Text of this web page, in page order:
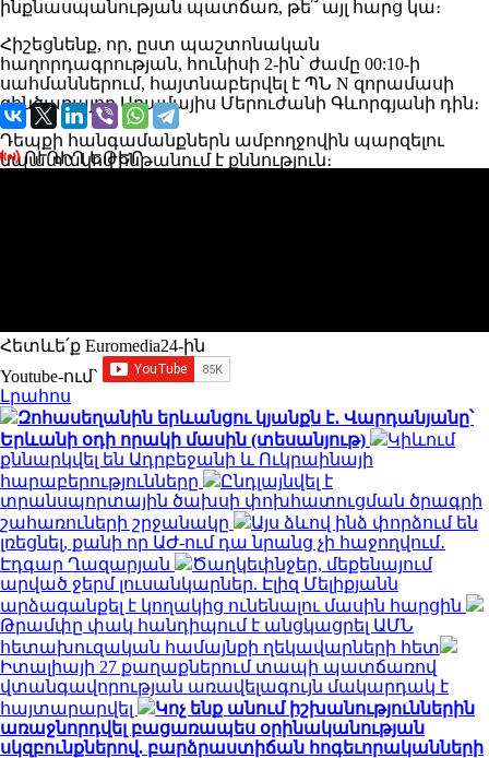
ինքնասպանության պատճառ, թե՞ այլ հարց կա։
Հիշեցնենք, որ, ըստ պաշտոնական
հաղորդագրության, հունիսի 2-ին՝ ժամը 00:10-ի
սահմաններում, հայտնաբերվել է ՊՆ N զորամասի
զինծառայող Արամայիս Մերուժանի Գևորգյանի դին։
Դեպքի հանգամանքներն ամբողջովին պարզելու
նպատակով ընթանում է քննություն։
ՈՒՂԻՂ ԵԹԵՐ
Հետևե՛ք Euromedia24-ին
Youtube-ում`
Լրահոս
Զոհասեղանին երևանցու կյանքն է․ Վարդանյանը՝
Երևանի օդի որակի մասին (տեսանյութ)
Կիևում
քննարկվել են Ադրբեջանի և Ուկրաինայի
հարաբերությունները
Ընդլայնվել է
տրանսպորտային ծախսի փոխհատուցման ծրագրի
շահառուների շրջանակը
Այս ձևով ինձ փորձում են
լռեցնել, քանի որ ԱԺ-ում դա նրանց չի հաջողվում․
Էդգար Ղազարյան
Ծաղկեփնջեր, մեքենայում
արված ջերմ լուսանկարներ. Էլիզ Մելիքյանն
արձագանքել է կողակից ունենալու մասին հարցին
Թրամփը փակ հանդիպում է անցկացրել ԱՄՆ
հետախուզական համայնքի ղեկավարների հետ
Իտալիայի 27 քաղաքներում տապի պատճառով
վտանգավորության առավելագույն մակարդակ է
հայտարարվել
Կոչ ենք անում իշխանություններին
առաջնորդվել բացառապես օրինականության
սկզբունքներով. բարձրաստիճան հոգեւորականների